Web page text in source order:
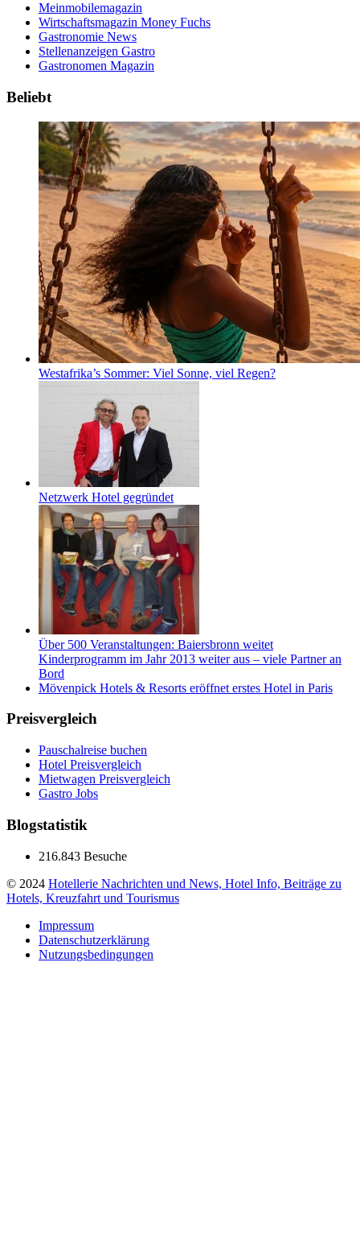
Meinmobilemagazin
Wirtschaftsmagazin Money Fuchs
Gastronomie News
Stellenanzeigen Gastro
Gastronomen Magazin
Beliebt
Westafrika’s Sommer: Viel Sonne, viel Regen?
Netzwerk Hotel gegründet
Über 500 Veranstaltungen: Baiersbronn weitet
Kinderprogramm im Jahr 2013 weiter aus – viele Partner an
Bord
Mövenpick Hotels & Resorts eröffnet erstes Hotel in Paris
Preisvergleich
Pauschalreise buchen
Hotel Preisvergleich
Mietwagen Preisvergleich
Gastro Jobs
Blogstatistik
216.843 Besuche
© 2024 Hotellerie Nachrichten und News, Hotel Info, Beiträge zu
Hotels, Kreuzfahrt und Tourismus
Impressum
Datenschutzerklärung
Nutzungsbedingungen